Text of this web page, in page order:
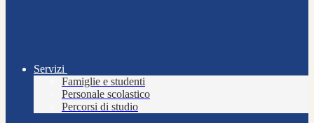
Servizi
Famiglie e studenti
Personale scolastico
Percorsi di studio